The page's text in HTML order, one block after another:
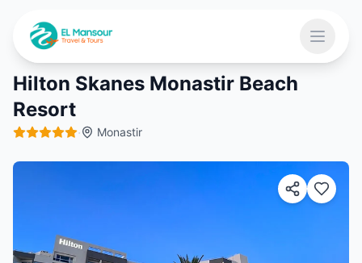
Ouvrir
Hilton Skanes Monastir Beach
Resort
· Monastir